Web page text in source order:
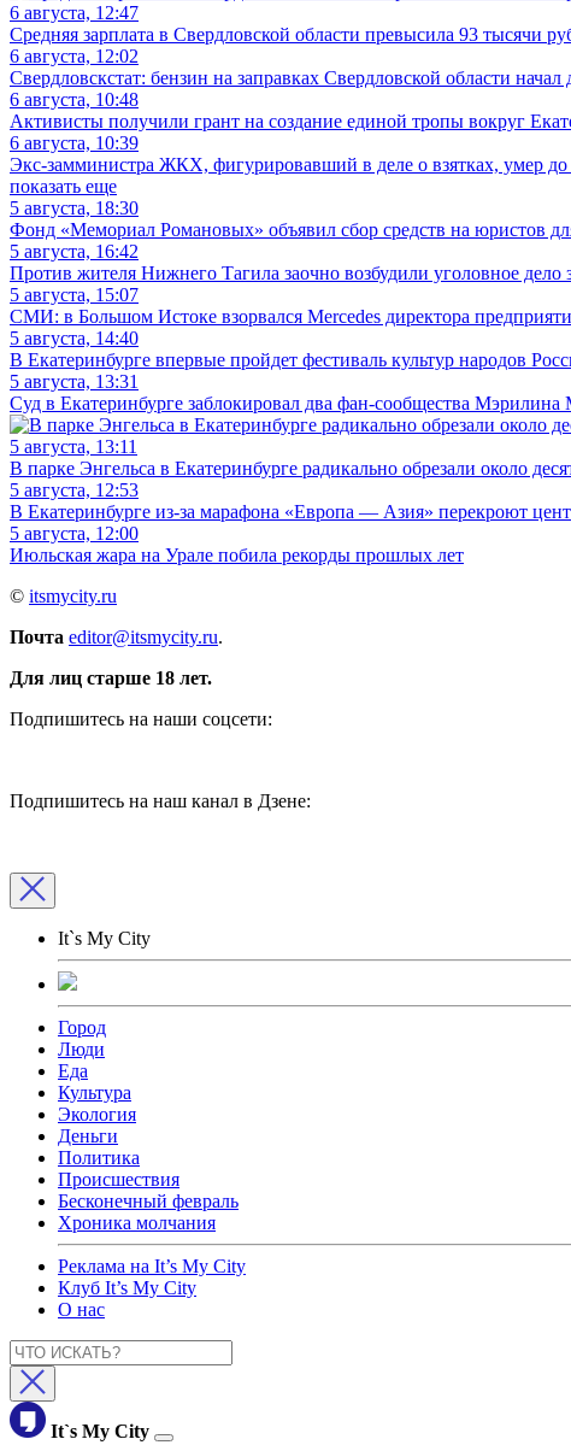
6 августа, 12:47
Средняя зарплата в Свердловской области превысила 93 тысячи
6 августа, 12:02
Свердловскстат: бензин на заправках Свердловской области начал
6 августа, 10:48
Активисты получили грант на создание единой тропы вокруг
6 августа, 10:39
Экс-замминистра ЖКХ, фигурировавший в деле о взятках, умер до
показать еще
5 августа, 18:30
Фонд «Мемориал Романовых» объявил сбор средств на юристов
5 августа, 16:42
Против жителя Нижнего Тагила заочно возбудили уголовное дело
5 августа, 15:07
СМИ: в Большом Истоке взорвался Mercedes директора
5 августа, 14:40
В Екатеринбурге впервые пройдет фестиваль культур народов
5 августа, 13:31
Суд в Екатеринбурге заблокировал два фан-сообщества Мэрилина
5 августа, 13:11
В парке Энгельса в Екатеринбурге радикально обрезали около
5 августа, 12:53
В Екатеринбурге из-за марафона «Европа — Азия» перекроют
5 августа, 12:00
Июльская жара на Урале побила рекорды прошлых лет
© itsmycity.ru
Почта editor@itsmycity.ru.
Для лиц старше 18 лет.
Подпишитесь на наши соцсети:
Подпишитесь на наш канал в Дзене:
It`s My City
Город
Люди
Еда
Культура
Экология
Деньги
Политика
Происшествия
Бесконечный февраль
Хроника молчания
Реклама на It’s My City
Клуб It’s My City
О нас
It`s My City